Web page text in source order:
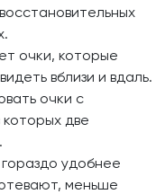
очки, которые
вблизи и вдаль.
очки с
которых две
удобнее
меньше